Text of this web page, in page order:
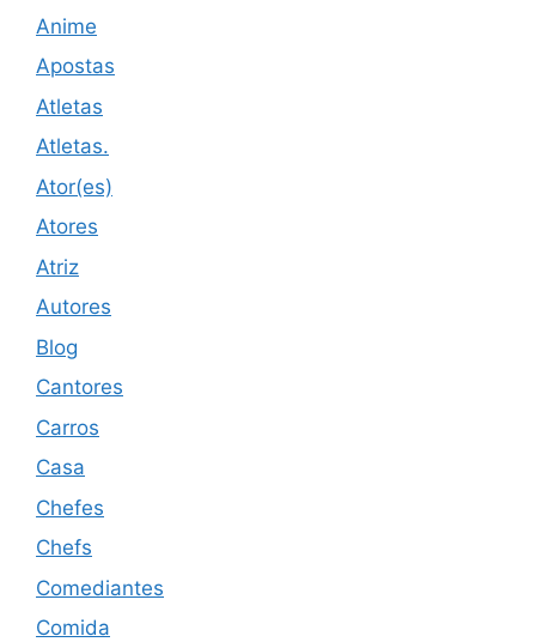
Anime
Apostas
Atletas
Atletas.
Ator(es)
Atores
Atriz
Autores
Blog
Cantores
Carros
Casa
Chefes
Chefs
Comediantes
Comida